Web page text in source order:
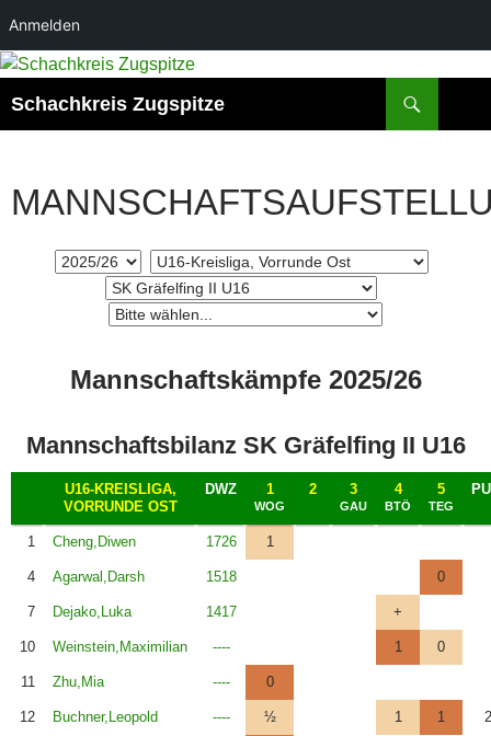
Anmelden
Zum
springen
Schachkreis Zugspitze
Mannschaftskämpfe 2025/26
Mannschaftsbilanz SK Gräfelfing II U16
U16-KREISLIGA,
VORRUNDE OST
DWZ 1
WOG
2 3
GAU
4
BTÖ
5
TEG
1 Cheng,Diwen 1726 1
4 Agarwal,Darsh 1518 0
7 Dejako,Luka 1417 +
10 Weinstein,Maximilian ---- 1 0
11 Zhu,Mia ---- 0
12 Buchner,Leopold ---- ½ 1 1